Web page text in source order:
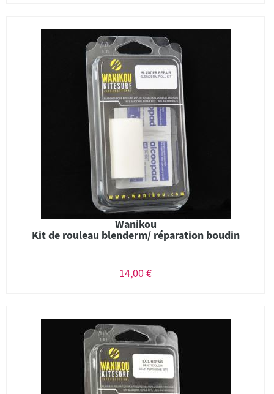
Wanikou
Kit de rouleau blenderm/ réparation boudin
14,00 €